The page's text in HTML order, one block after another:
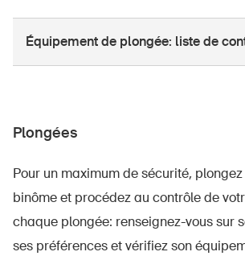
Équipement de plongée: liste de
Plongées
Pour un maximum de sécurité,
binôme et procédez au contrôle de
chaque plongée: renseignez-vous sur
ses préférences et vérifiez son